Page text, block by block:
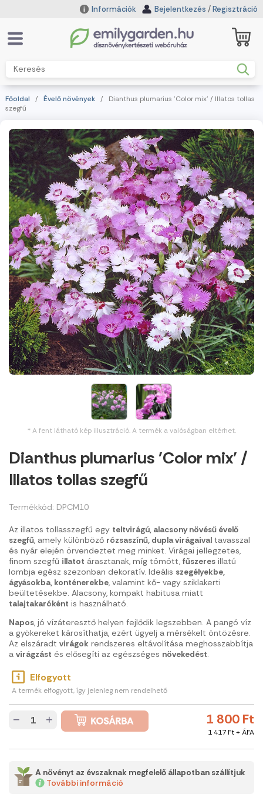
Információk Bejelentkezés /Regisztráció
Főoldal / Évelő növények / Dianthus plumarius 'Color mix' / Illatos tollas
szegfű
* A fent látható kép illusztráció. A termék a valóságban eltérhet.
Dianthus plumarius 'Color mix' /
Illatos tollas szegfű
Termékkód: DPCM10
Az illatos tollasszegfű egy teltvirágú, alacsony növésű évelő
szegfű, amely különböző rózsaszínű, dupla virágaival tavasszal
és nyár elején örvendeztet meg minket. Virágai jellegzetes,
finom szegfű illatot árasztanak, míg tömött, fűszeres illatú
lombja egész szezonban dekoratív. Ideális szegélyekbe,
ágyásokba, konténerekbe, valamint kő- vagy sziklakerti
beültetésekbe. Alacsony, kompakt habitusa miatt
talajtakaróként is használható.
Napos, jó vízáteresztő helyen fejlődik legszebben. A pangó víz
a gyökereket károsíthatja, ezért ügyelj a mérsékelt öntözésre.
Az elszáradt virágok rendszeres eltávolítása meghosszabbítja
a virágzást és elősegíti az egészséges növekedést.
Elfogyott
A termék elfogyott, így jelenleg nem rendelhető
1 800 Ft
1 417 Ft + ÁFA
− +
A növényt az évszaknak megfelelő állapotban szállítjuk
További információ